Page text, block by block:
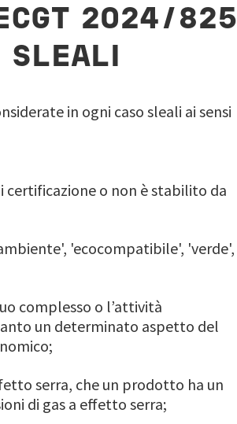
2024/825
SLEALI
in ogni caso sleali ai sensi
certificazione o non è stabilito da
'ecocompatibile', 'verde',
complesso o l’attività
un determinato aspetto del
serra, che un prodotto ha un
di gas a effetto serra;